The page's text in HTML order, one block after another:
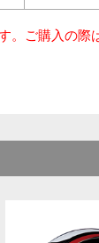
。ご購入の際